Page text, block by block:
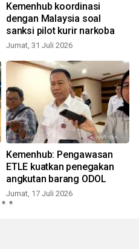
Kemenhub koordinasi
dengan Malaysia soal
sanksi pilot kurir narkoba
Jumat, 31 Juli 2026
Kemenhub: Pengawasan
ETLE kuatkan penegakan
angkutan barang ODOL
Jumat, 17 Juli 2026